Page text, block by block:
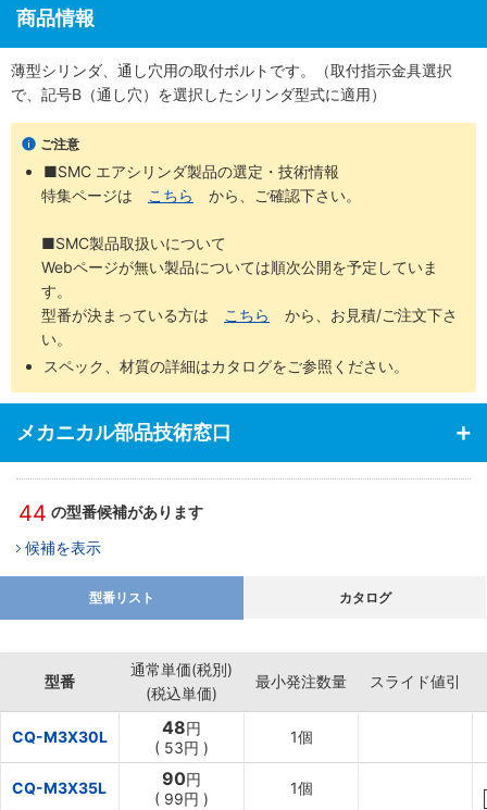
商品情報
薄型シリンダ、通し穴用の取付ボルトです。（取付指示金具選択
で、記号B（通し穴）を選択したシリンダ型式に適用）
ご注意
■SMC エアシリンダ製品の選定・技術情報
特集ページは
こちら から、ご確認下さい。
■SMC製品取扱いについて
Webページが無い製品については順次公開を予定していま
す。
型番が決まっている方は
こちら
から、お見積/ご注文下さ
い。
スペック、材質の詳細はカタログをご参照ください。
メカニカル部品技術窓口
44 の型番候補があります
候補を表示
型番リスト カタログ
型番
通常単価(税別)
(税込単価)
最小発注数量 スライド値引
CQ-M3X30L 48円
( 53円 )
1個
CQ-M3X35L 90円
( 99円 )
1個